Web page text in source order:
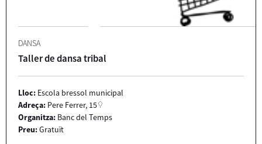
DANSA
Taller de dansa tribal
Lloc: Escola bressol municipal
Adreça: Pere Ferrer, 15
Organitza: Banc del Temps
Preu:Gratuït